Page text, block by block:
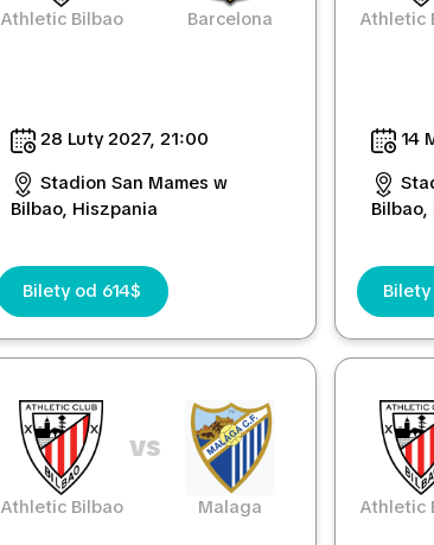
Athletic Bilbao Barcelona
28 Luty 2027, 21:00
Stadion San Mames w
Bilbao, Hiszpania
Bilety od 614$
Athletic
14
Athletic Bilbao
vs
Malaga Athletic